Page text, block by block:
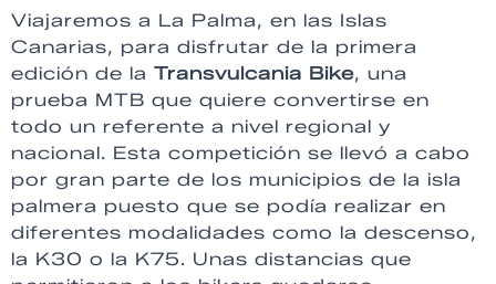
Viajaremos a La Palma, en las Islas
Canarias, para disfrutar de la primera
edición de la Transvulcania Bike, una
prueba MTB que quiere convertirse en
todo un referente a nivel regional y
nacional. Esta competición se llevó a cabo
por gran parte de los municipios de la isla
palmera puesto que se podía realizar en
diferentes modalidades como la descenso,
la K30 o la K75. Unas distancias que